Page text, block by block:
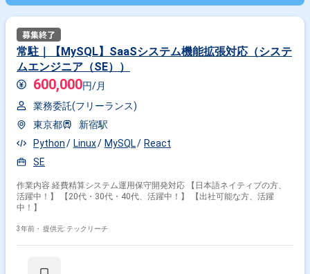
常駐｜【MySQL】SaaSシステム機能拡張対応（システ
ムエンジニア（SE））
600,000円/月
業務委託(フリーランス)
東京都
新宿駅
Python
Linux MySQL
React
SE
作業内容 経費精算システム運用保守開発対応 【日本語ネイティブの方、
活躍中！】 【20代・30代・40代、活躍中！】 【出社可能な方、活躍
中！】
3年前・ 提供元: テックリーチ